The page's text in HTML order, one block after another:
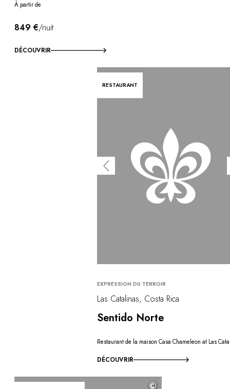
À partir de
849 €/nuit
DÉCOUVRIR
RESTAURANT
EXPRESSION DU TERROIR
Las Catalinas, Costa Rica
Sentido Norte
Restaurant de la maison Casa Chameleon at Las
DÉCOUVRIR
©